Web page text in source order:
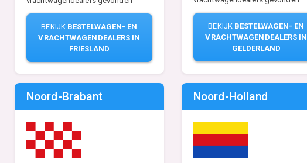
BEKIJK BESTELWAGEN- EN
VRACHTWAGENDEALERS IN
FRIESLAND
BEKIJK BESTELWAGEN- EN
VRACHTWAGENDEALERS IN
GELDERLAND
Noord-Brabant Noord-Holland